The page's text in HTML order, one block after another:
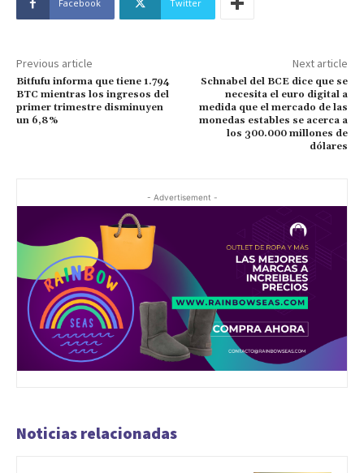
Facebook Twitter
Previous article
Bitfufu informa que tiene 1.794
BTC mientras los ingresos del
primer trimestre disminuyen
un 6,8%
Next article
Schnabel del BCE dice que se
necesita el euro digital a
medida que el mercado de las
monedas estables se acerca a
los 300.000 millones de
dólares
- Advertisement -
Noticias relacionadas